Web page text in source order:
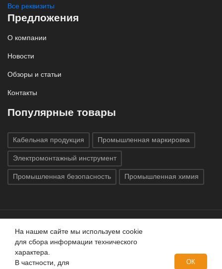
Все реквизиты
Предложения
О компании
Новости
Обзоры и статьи
Контакты
Популярные товары
Кабельная продукция Промышленная маркировка
Электромонтажный инструмент
Промышленная безопасность Промышленная химия
Все права защищены © 2020 ГК «Индатэк»
защищены.Использование материалов с сайта запрещено.
Данный сайт не является публичной офертой, определяемой
положениями статей 437 (2) ГК РФ.
На нашем сайте мы используем cookie
для сбора информации технического
характера.
В частности, для
ОК